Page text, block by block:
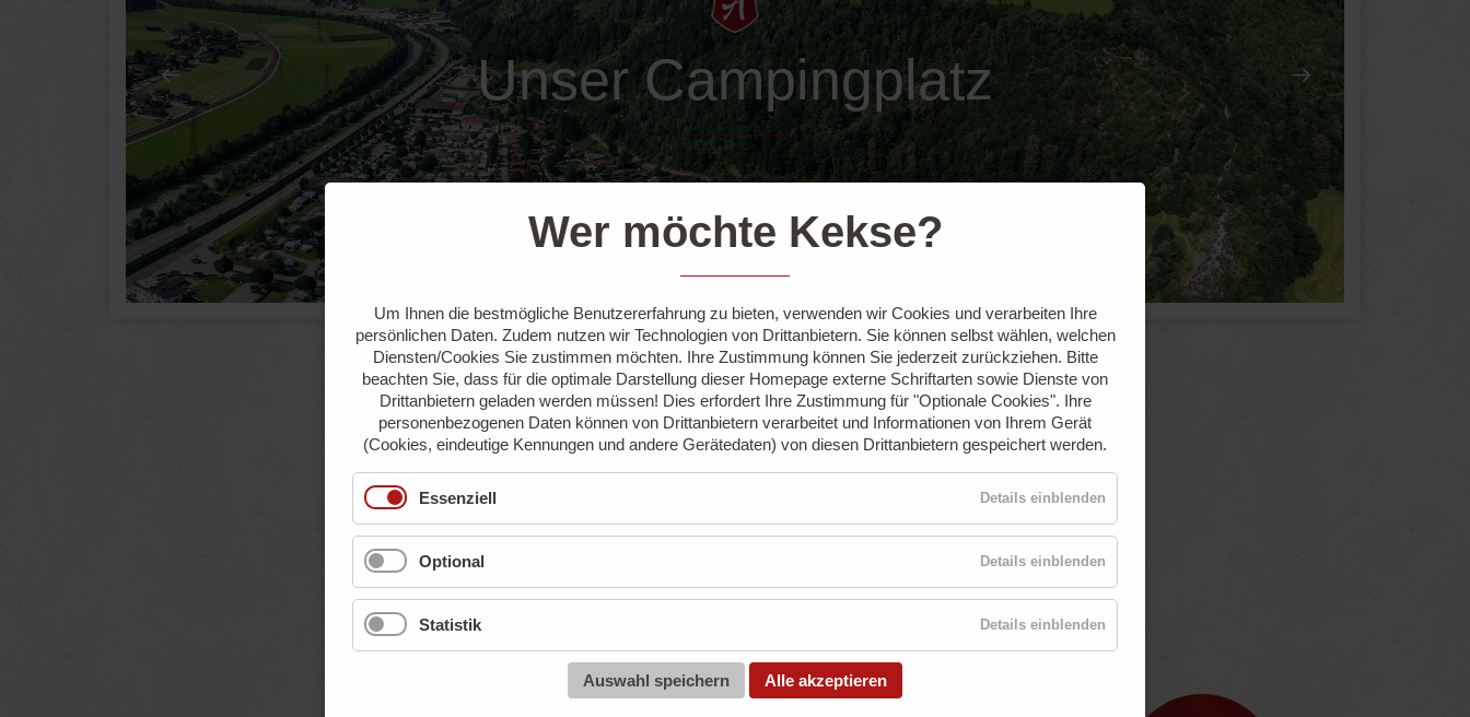
Unser Campingplatz
Unsere Stellplätze
Für jeden Geschmack das perfekte Angebot
Wer möchte Kekse?
Um Ihnen die bestmögliche Benutzererfahrung zu bieten, verwenden wir Cookies und verarbeiten Ihre
persönlichen Daten. Zudem nutzen wir Technologien von Drittanbietern. Sie können selbst wählen, welchen
Diensten/Cookies Sie zustimmen möchten. Ihre Zustimmung können Sie jederzeit zurückziehen. Bitte
beachten Sie, dass für die optimale Darstellung dieser Homepage externe Schriftarten sowie Dienste von
Drittanbietern geladen werden müssen! Dies erfordert Ihre Zustimmung für "Optionale Cookies". Ihre
personenbezogenen Daten können von Drittanbietern verarbeitet und Informationen von Ihrem Gerät
(Cookies, eindeutige Kennungen und andere Gerätedaten) von diesen Drittanbietern gespeichert werden.
Essenziell Details einblenden
Optional Details einblenden
Statistik Details einblenden
Auswahl speichern Alle akzeptieren